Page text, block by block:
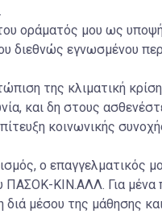
οράματός μου ως
διεθνώς εγνωσμένου
της κλιματική
και δη στους
κοινωνικής
ο επαγγελματικός
ΠΑΣΟΚ-ΚΙΝ.ΑΛΛ. Για μένα
μέσου της μάθησης